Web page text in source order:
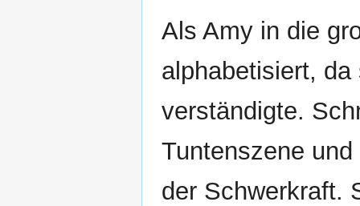
Als Amy in die
alphabetisiert,
verständigte.
Tuntenszene
der Schwerkraft.